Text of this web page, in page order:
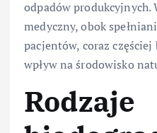
odpadów produkcyjnych.
medyczny, obok
pacjentów, coraz
wpływ na środowisko
Rodzaje